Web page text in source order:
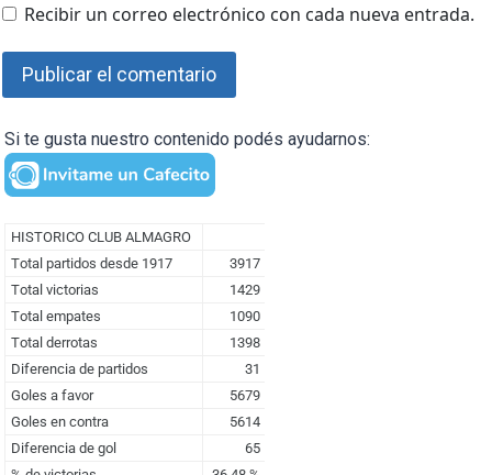
Recibir un correo electrónico con cada nueva entrada.
Si te gusta nuestro contenido podés ayudarnos: